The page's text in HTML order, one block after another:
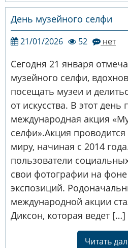
День музейного селфи
21/01/2026 52 нет
Сегодня 21 января
музейного селфи,
посещать музеи и
от искусства. В этот день
международная акция
селфи».Акция
миру, начиная с 2014
пользователи
свои фотографии на
экспозиций.
международной акции
Диксон, которая ведет […]
Читать